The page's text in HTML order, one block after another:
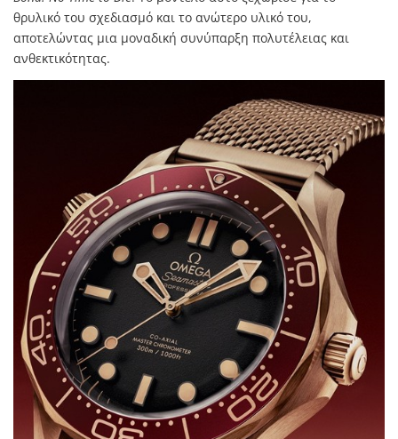
θρυλικό του σχεδιασμό και το ανώτερο υλικό του,
αποτελώντας μια μοναδική συνύπαρξη πολυτέλειας και
ανθεκτικότητας.